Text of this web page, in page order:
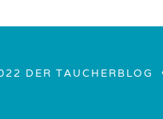
DER TAUCHERBLOG